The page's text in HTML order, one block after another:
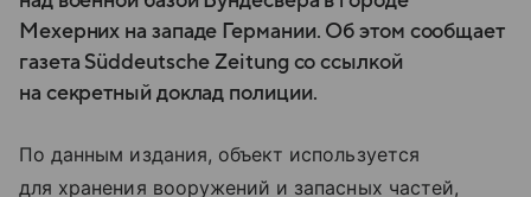
Мехерних на западе Германии. Об этом сообщает
газета Süddeutsche Zeitung со ссылкой
на секретный доклад полиции.
По данным издания, объект используется
для хранения вооружений и запасных частей,